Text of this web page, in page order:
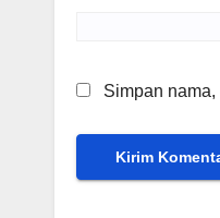
Simpan